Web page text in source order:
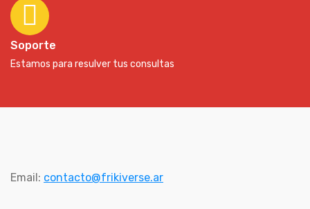
Soporte
Estamos para resulver tus consultas
Email: contacto@frikiverse.ar